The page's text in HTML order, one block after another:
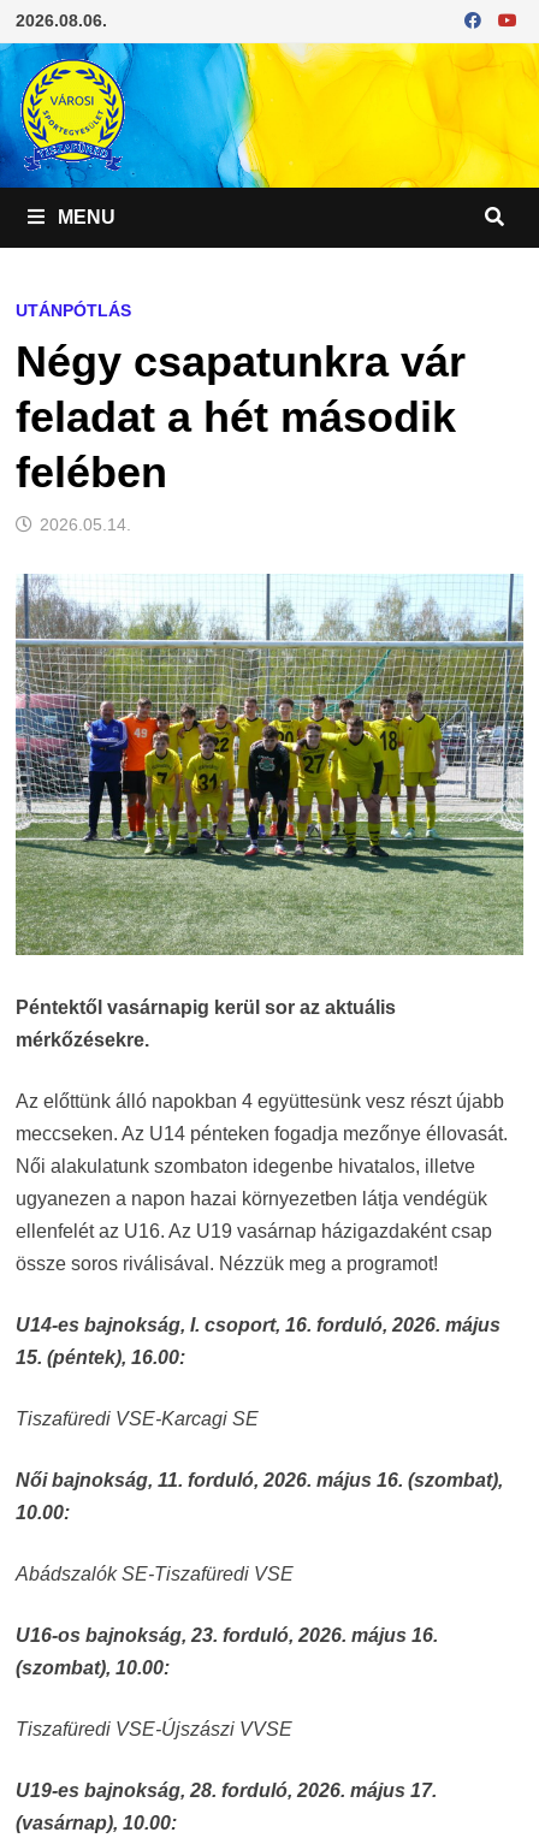
Skip
to
content
2026.08.06.
MENU
UTÁNPÓTLÁS
Négy csapatunkra vár
feladat a hét második
felében
2026.05.14.
Péntektől vasárnapig kerül sor az aktuális
mérkőzésekre.
Az előttünk álló napokban 4 együttesünk vesz részt újabb
meccseken. Az U14 pénteken fogadja mezőnye éllovasát.
Női alakulatunk szombaton idegenbe hivatalos, illetve
ugyanezen a napon hazai környezetben látja vendégük
ellenfelét az U16. Az U19 vasárnap házigazdaként csap
össze soros riválisával. Nézzük meg a programot!
U14-es bajnokság, I. csoport, 16. forduló, 2026. május
15. (péntek), 16.00:
Tiszafüredi VSE-Karcagi SE
Női bajnokság, 11. forduló, 2026. május 16. (szombat),
10.00:
Abádszalók SE-Tiszafüredi VSE
U16-os bajnokság, 23. forduló, 2026. május 16.
(szombat), 10.00:
Tiszafüredi VSE-Újszászi VVSE
U19-es bajnokság, 28. forduló, 2026. május 17.
(vasárnap), 10.00: